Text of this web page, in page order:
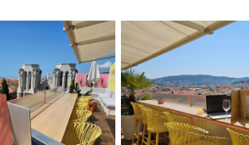
ALL
programas de